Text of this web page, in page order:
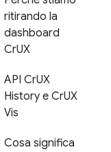
ritirando la
dashboard
CrUX
API CrUX
History e CrUX
Vis
Cosa significa